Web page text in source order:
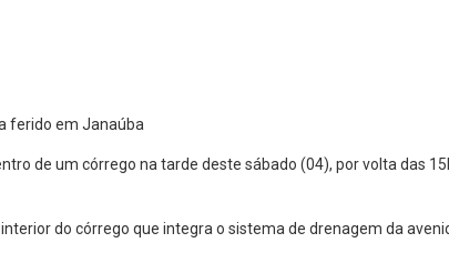
de um córrego na tarde deste sábado (04), por volta das
do córrego que integra o sistema de drenagem da